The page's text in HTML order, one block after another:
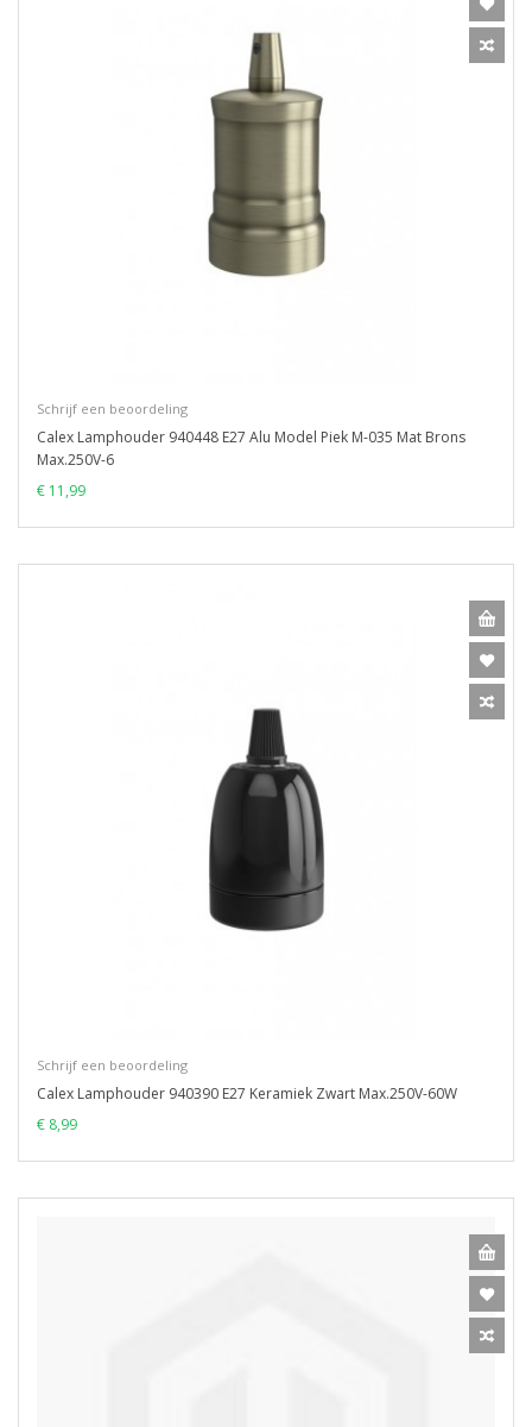
Schrijf een beoordeling
Calex Lamphouder 940448 E27 Alu Model Piek M-035 Mat Brons
Max.250V-6
€ 11,99
Schrijf een beoordeling
Calex Lamphouder 940390 E27 Keramiek Zwart Max.250V-60W
€ 8,99